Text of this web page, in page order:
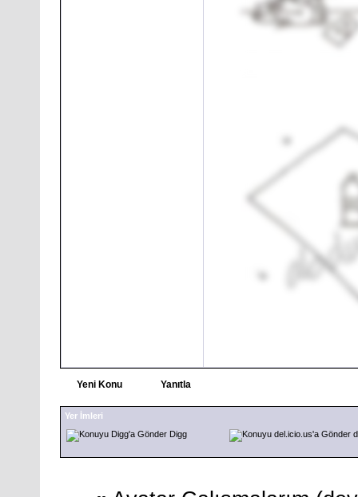
Yeni Konu Yanıtla
Yer İmleri
Digg